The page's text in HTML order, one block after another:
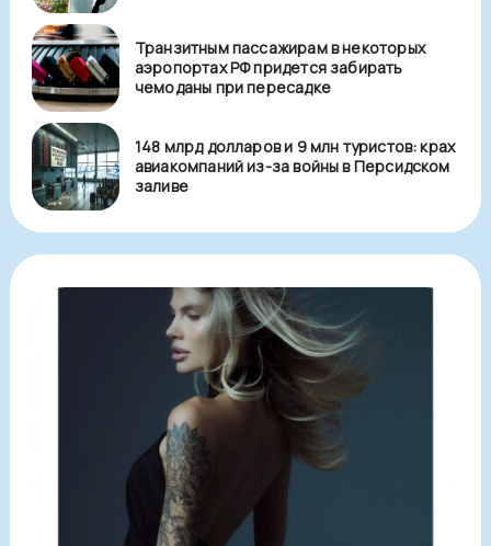
Транзитным пассажирам в некоторых
аэропортах РФ придется забирать
чемоданы при пересадке
148 млрд долларов и 9 млн туристов: крах
авиакомпаний из-за войны в Персидском
заливе